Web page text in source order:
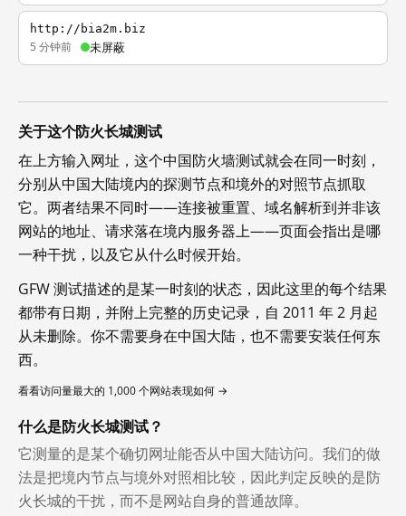
http://bia2m.biz
5 分钟前 未屏蔽
关于这个防火长城测试
在上方输入网址，这个中国防火墙测试就会在同一时刻，
分别从中国大陆境内的探测节点和境外的对照节点抓取
它。两者结果不同时——连接被重置、域名解析到并非该
网站的地址、请求落在境内服务器上——页面会指出是哪
一种干扰，以及它从什么时候开始。
GFW 测试描述的是某一时刻的状态，因此这里的每个结果
都带有日期，并附上完整的历史记录，自 2011 年 2 月起
从未删除。你不需要身在中国大陆，也不需要安装任何东
西。
看看访问量最大的 1,000 个网站表现如何 →
什么是防火长城测试？
它测量的是某个确切网址能否从中国大陆访问。我们的做
法是把境内节点与境外对照相比较，因此判定反映的是防
火长城的干扰，而不是网站自身的普通故障。